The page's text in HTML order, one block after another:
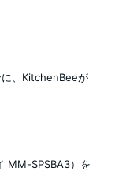
に、KitchenBeeが
MM-SPSBA3）を